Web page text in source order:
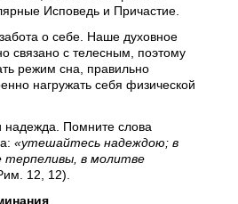
Исповедь и Причастие.
о себе. Наше духовное
связано с телесным, поэтому
режим сна, правильно
нагружать себя физической
надежда. Помните слова
«утешайтесь надеждою; в
терпеливы, в молитве
12, 12).